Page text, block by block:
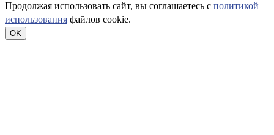
Продолжая использовать сайт, вы соглашаетесь с политикой
использования файлов cookie.
OK